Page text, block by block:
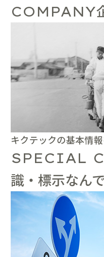
COMPANY
キクテックの基本情報
SPECIAL
識・標示なん